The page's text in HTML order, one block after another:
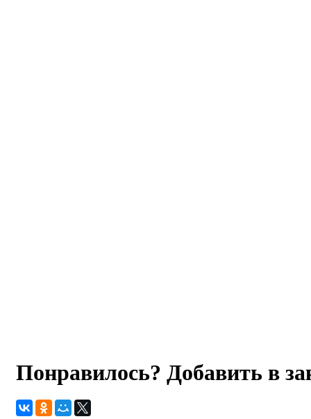
Понравилось? Добавить в